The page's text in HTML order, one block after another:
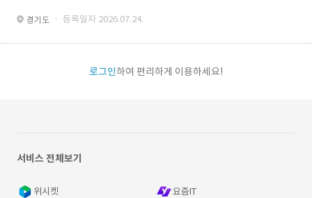
경기도 · 등록일자 2026.07.24.
로그인하여 편리하게 이용하세요!
서비스 전체보기
위시켓 요즘IT